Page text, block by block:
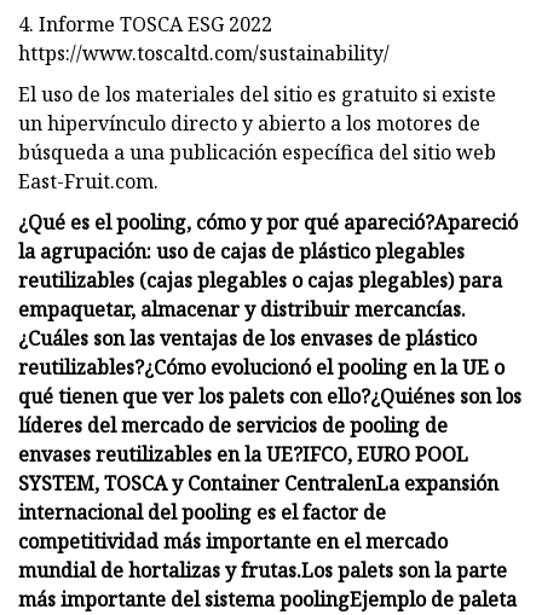
4. Informe TOSCA ESG 2022
https://www.toscaltd.com/sustainability/
El uso de los materiales del sitio es gratuito si existe
un hipervínculo directo y abierto a los motores de
búsqueda a una publicación específica del sitio web
East-Fruit.com.
¿Qué es el pooling, cómo y por qué apareció?Apareció
la agrupación: uso de cajas de plástico plegables
reutilizables (cajas plegables o cajas plegables) para
empaquetar, almacenar y distribuir mercancías.
¿Cuáles son las ventajas de los envases de plástico
reutilizables?¿Cómo evolucionó el pooling en la UE o
qué tienen que ver los palets con ello?¿Quiénes son los
líderes del mercado de servicios de pooling de
envases reutilizables en la UE?IFCO, EURO POOL
SYSTEM, TOSCA y Container CentralenLa expansión
internacional del pooling es el factor de
competitividad más importante en el mercado
mundial de hortalizas y frutas.Los palets son la parte
más importante del sistema poolingEjemplo de paleta